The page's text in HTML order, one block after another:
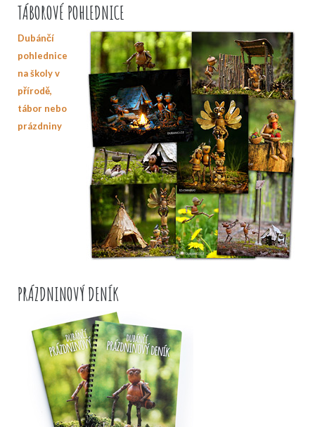
TÁBOROVÉ POHLEDNICE
Dubánčí
pohlednice
na školy v
přírodě,
tábor nebo
prázdniny
PRÁZDNINOVÝ DENÍK